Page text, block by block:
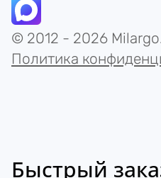
© 2012 - 2026
Политика
Быстрый